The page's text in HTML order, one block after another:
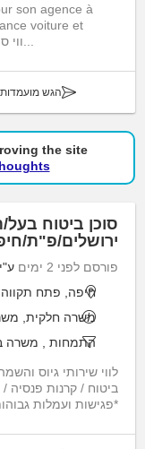
son agence à
voiture et
הגש מועמדות
the site.
סוכן ביטוח בעל/
ירושלים/פ"ת/
פורסם לפני 2 ימים ע"י
חיפה, פתח תקווה
משרה חלקית,
התמחות
משרה
ביטוח / קרנות פנסיה
*פגישות ועמלות גבוהות בכול חברות הביט...